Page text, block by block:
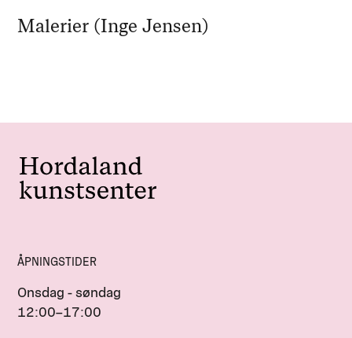
Malerier (Inge Jensen)
ÅPNINGSTIDER
Onsdag - søndag
12:00–17:00